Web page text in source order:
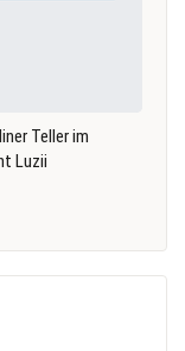
Teller im
Luzii